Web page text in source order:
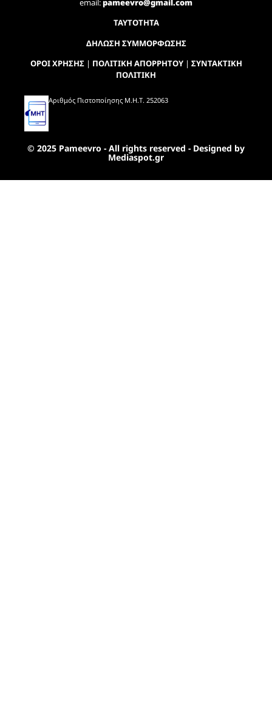
email:pameevro@gmail.com
ΤΑΥΤΟΤΗΤΑ
ΔΗΛΩΣΗ ΣΥΜΜΟΡΦΩΣΗΣ
ΟΡΟΙ ΧΡΗΣΗΣ| ΠΟΛΙΤΙΚΗ ΑΠΟΡΡΗΤΟΥ| ΣΥΝΤΑΚΤΙΚΗ
ΠΟΛΙΤΙΚΗ
Αριθμός Πιστοποίησης Μ.Η.Τ. 252063
© 2025 Pameevro - All rights reserved - Designed by
Mediaspot.gr